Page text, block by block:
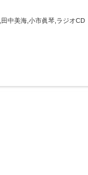
中美海,小市眞琴,ラジオCD